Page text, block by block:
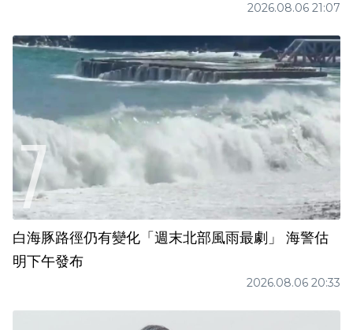
2026.08.06 21:07
白海豚路徑仍有變化「週末北部風雨最劇」 海警估
明下午發布
2026.08.06 20:33